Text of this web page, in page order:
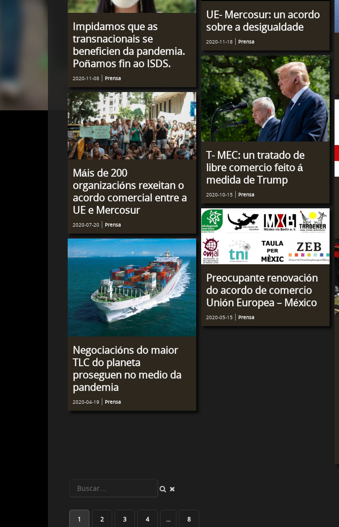
UE- Mercosur: un acordo
sobre a desigualdade
2020-11-18 Prensa
Impidamos que as
transnacionais se
beneficien da pandemia.
Poñamos fin ao ISDS.
2020-11-08 Prensa
T- MEC: un tratado de
libre comercio feito á
medida de Trump
2020-10-15 Prensa
Máis de 200
organizacións rexeitan o
acordo comercial entre a
UE e Mercosur
2020-07-20 Prensa
Preocupante renovación
do acordo de comercio
Unión Europea – México
2020-05-15 Prensa
Negociacións do maior
TLC do planeta
proseguen no medio da
pandemia
2020-04-19 Prensa
1 2 3 4 ... 8